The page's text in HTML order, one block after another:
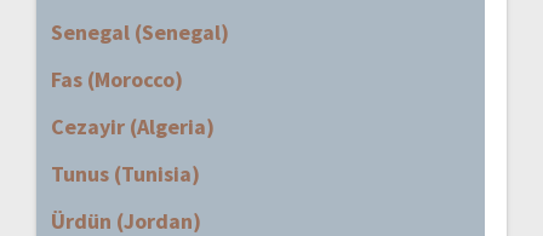
Senegal (Senegal)
Fas (Morocco)
Cezayir (Algeria)
Tunus (Tunisia)
Ürdün (Jordan)